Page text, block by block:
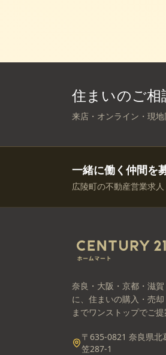
住まいのご相
来店・オンライン・現
一緒に働く仲間を
広陵町の不動産営業求
奈良・大阪・京都・滋
に、住まいの購入・売
までワンストップでご提
〒635-0821 奈良県北
笠287-1